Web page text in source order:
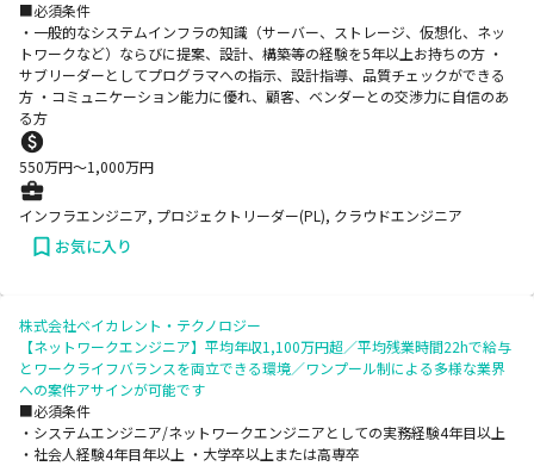
■必須条件
・一般的なシステムインフラの知識（サーバー、ストレージ、仮想化、ネッ
トワークなど）ならびに提案、設計、構築等の経験を5年以上お持ちの方 ・
サブリーダーとしてプログラマへの指示、設計指導、品質チェックができる
方 ・コミュニケーション能力に優れ、顧客、ベンダーとの交渉力に自信のあ
る方
550万円〜1,000万円
インフラエンジニア, プロジェクトリーダー(PL), クラウドエンジニア
お気に入り
株式会社ベイカレント・テクノロジー
【ネットワークエンジニア】平均年収1,100万円超／平均残業時間22hで給与
とワークライフバランスを両立できる環境／ワンプール制による多様な業界
への案件アサインが可能です
■必須条件
・システムエンジニア/ネットワークエンジニアとしての実務経験4年目以上
・社会人経験4年目年以上 ・大学卒以上または高専卒